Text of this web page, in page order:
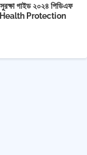
সুরক্ষা গাইড ২০২৪ পিডিএফ
Protection